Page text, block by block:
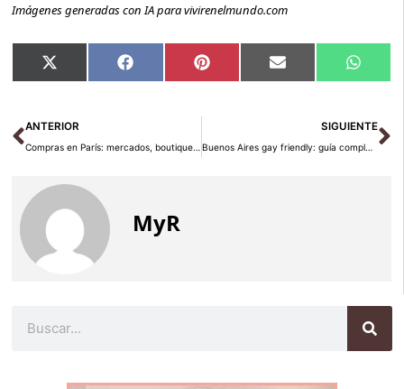
Imágenes generadas con IA para vivirenelmundo.com
Compartir
en
X
(Twitter)
Compartir
en
Facebook Compartir
en
Pinterest Compartir
en
Email
en
Ant
ANTERIOR
Compras en París: mercados, boutiques y consejos para 2026
SIGUIENTE
Buenos Aires gay friendly: guía completa para viajeros 2026
MyR